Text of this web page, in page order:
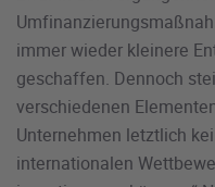
immer wieder kleinere
geschaffen. Dennoch
verschiedenen
Unternehmen letztlich
internationalen